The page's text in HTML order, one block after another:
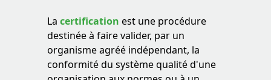
Lacertification est une procédure
destinée à faire valider, par un
organisme agréé indépendant, la
conformité du système qualité d'une